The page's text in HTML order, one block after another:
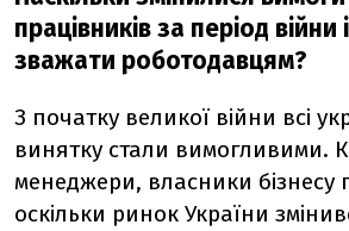
працівників за період
зважати роботодавцям?
З початку великої війни всі
винятку стали вимогливими.
менеджери, власники бізнесу
оскільки ринок України